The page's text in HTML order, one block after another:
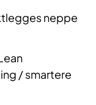
neppe
/ smartere